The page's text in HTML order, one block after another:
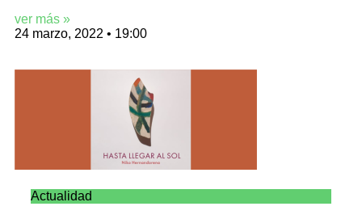
ver más »
24 marzo, 2022
19:00
Actualidad